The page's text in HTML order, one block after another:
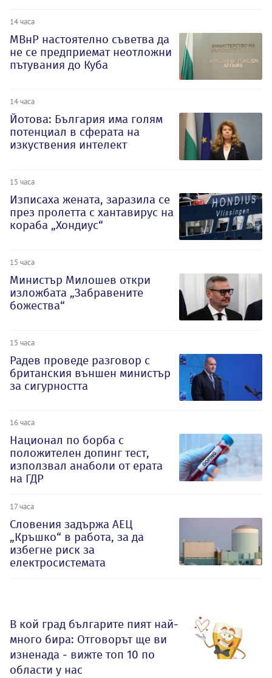
14 часа
МВнР настоятелно съветва да
не се предприемат неотложни
пътувания до Куба
14 часа
Йотова: България има голям
потенциал в сферата на
изкуствения интелект
15 часа
Изписаха жената, заразила се
през пролетта с хантавирус на
кораба „Хондиус“
15 часа
Министър Милошев откри
изложбата „Забравените
божества“
15 часа
Радев проведе разговор с
британския външен министър
за сигурността
16 часа
Национал по борба с
положителен допинг тест,
използвал анаболи от ерата
на ГДР
17 часа
Словения задържа АЕЦ
„Кръшко“ в работа, за да
избегне риск за
електросистемата
В кой град българите пият най-
много бира: Отговорът ще ви
изненада - вижте топ 10 по
области у нас